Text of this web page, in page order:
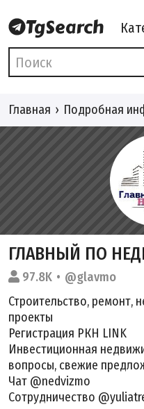
Главная Подробная
ГЛАВНЫЙ ПО
97.8K
@glavmo
Строительство, ремонт,
проекты
Регистрация РКН LINK
Инвестиционная
вопросы, свежие
Чат @nedvizmo
Сотрудничество